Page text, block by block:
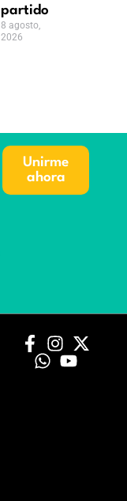
partido
8 agosto,
2026
Unirme
ahora